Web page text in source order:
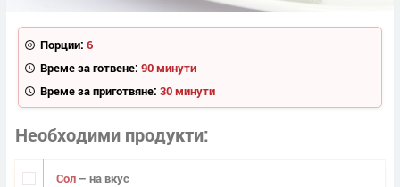
Порции: 6
Време за готвене: 90 минути
Време за приготвяне: 30 минути
Необходими продукти
Сол – на вкус